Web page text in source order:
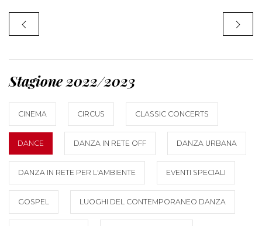
Stagione 2022/2023
CINEMA CIRCUS CLASSIC CONCERTS
DANCE DANZA IN RETE OFF DANZA URBANA
DANZA IN RETE PER L'AMBIENTE EVENTI SPECIALI
GOSPEL LUOGHI DEL CONTEMPORANEO DANZA